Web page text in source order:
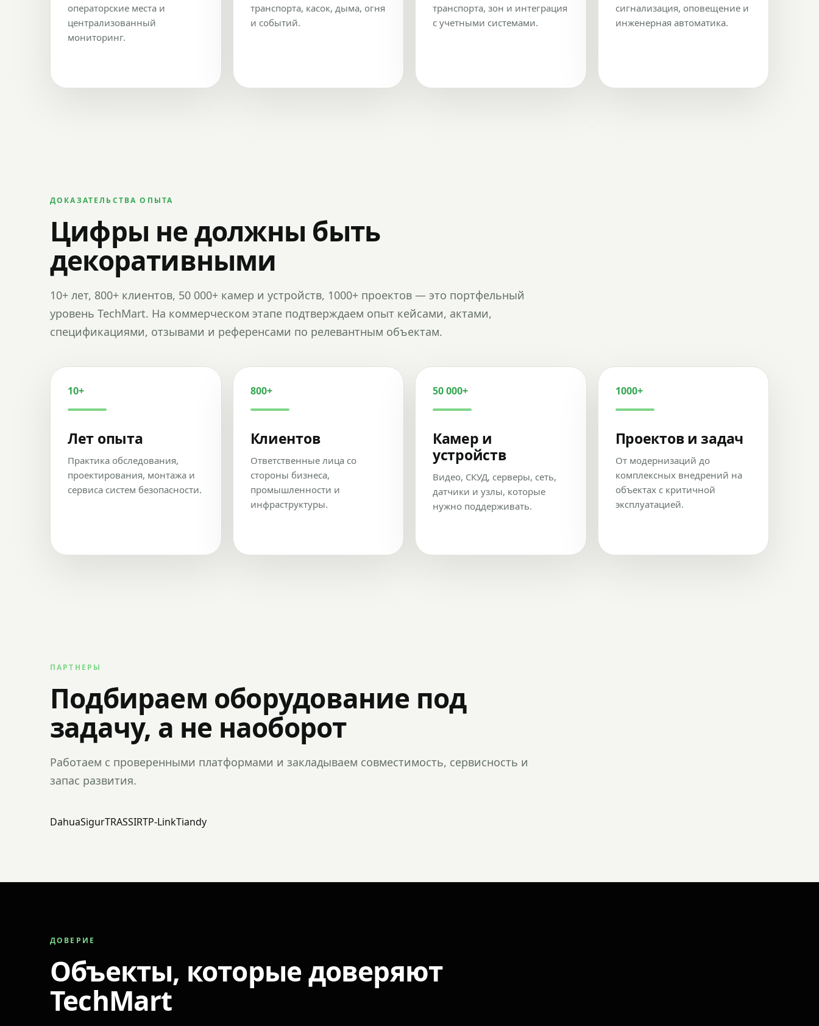
операторские места и
централизованный
мониторинг.
транспорта, касок, дыма, огня
и событий.
транспорта, зон и интеграция
с учетными системами.
сигнализация, оповещение и
инженерная автоматика.
ДОКАЗАТЕЛЬСТВА ОПЫТА
Цифры не должны быть
декоративными
10+ лет, 800+ клиентов, 50 000+ камер и устройств, 1000+ проектов — это портфельный
уровень TechMart. На коммерческом этапе подтверждаем опыт кейсами, актами,
спецификациями, отзывами и референсами по релевантным объектам.
10+
Лет опыта
Практика обследования,
проектирования, монтажа и
сервиса систем безопасности.
800+
Клиентов
Ответственные лица со
стороны бизнеса,
промышленности и
инфраструктуры.
50 000+
Камер и
устройств
Видео, СКУД, серверы, сеть,
датчики и узлы, которые
нужно поддерживать.
1000+
Проектов и задач
От модернизаций до
комплексных внедрений на
объектах с критичной
эксплуатацией.
ПАРТНЕРЫ
Подбираем оборудование под
задачу, а не наоборот
Работаем с проверенными платформами и закладываем совместимость, сервисность и
запас развития.
DahuaSigurTRASSIRTP-LinkTiandy
ДОВЕРИЕ
Объекты, которые доверяют
TechMart